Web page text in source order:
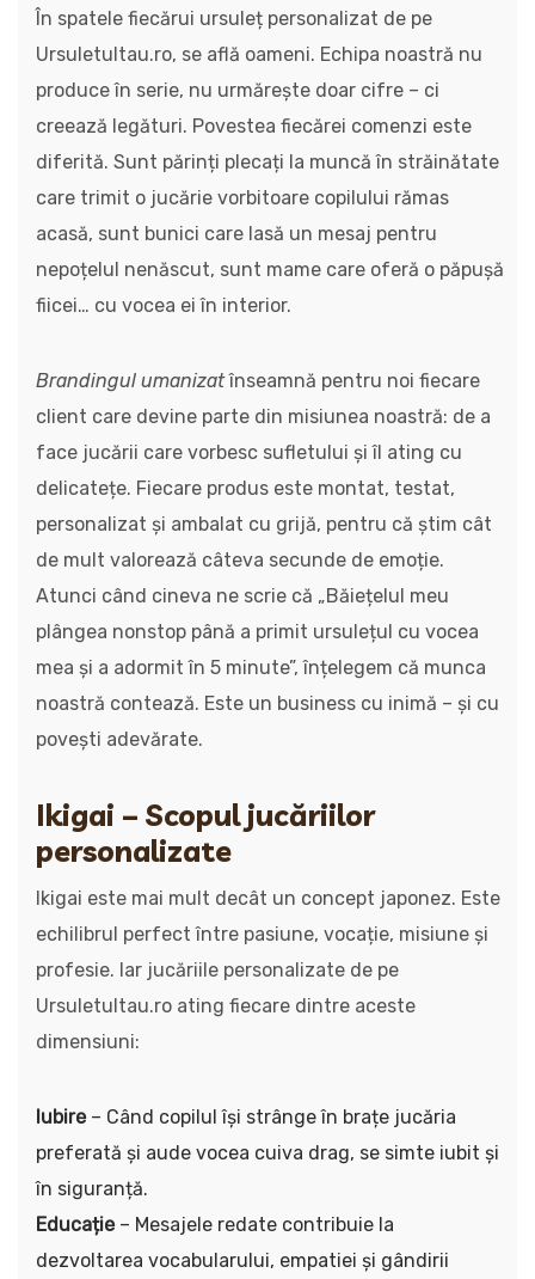
În spatele fiecărui ursuleț personalizat de pe
Ursuletultau.ro, se află oameni. Echipa noastră nu
produce în serie, nu urmărește doar cifre – ci
creează legături. Povestea fiecărei comenzi este
diferită. Sunt părinți plecați la muncă în străinătate
care trimit o jucărie vorbitoare copilului rămas
acasă, sunt bunici care lasă un mesaj pentru
nepoțelul nenăscut, sunt mame care oferă o păpușă
fiicei… cu vocea ei în interior.
Brandingul umanizatînseamnă pentru noi fiecare
client care devine parte din misiunea noastră: de a
face jucării care vorbesc sufletului și îl ating cu
delicatețe. Fiecare produs este montat, testat,
personalizat și ambalat cu grijă, pentru că știm cât
de mult valorează câteva secunde de emoție.
Atunci când cineva ne scrie că „Băiețelul meu
plângea nonstop până a primit ursulețul cu vocea
mea și a adormit în 5 minute”, înțelegem că munca
noastră contează. Este un business cu inimă – și cu
povești adevărate.
Ikigai – Scopul jucăriilor
personalizate
Ikigai este mai mult decât un concept japonez. Este
echilibrul perfect între pasiune, vocație, misiune și
profesie. Iar jucăriile personalizate de pe
Ursuletultau.ro ating fiecare dintre aceste
dimensiuni:
Iubire– Când copilul își strânge în brațe jucăria
preferată și aude vocea cuiva drag, se simte iubit și
în siguranță.
Educație– Mesajele redate contribuie la
dezvoltarea vocabularului, empatiei și gândirii